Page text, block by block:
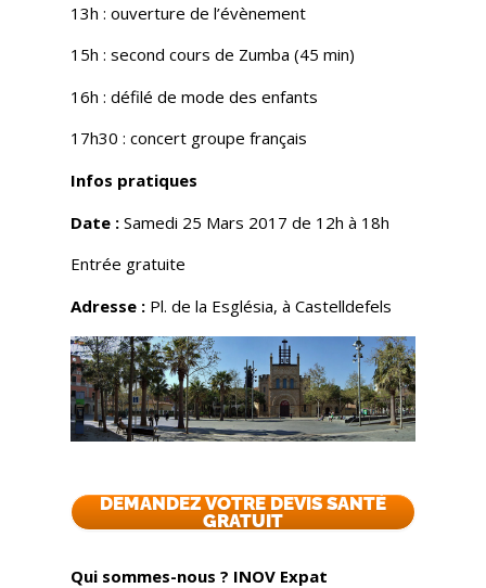
13h : ouverture de l’évènement
15h : second cours de Zumba (45 min)
16h : défilé de mode des enfants
17h30 : concert groupe français
Infos pratiques
Date :Samedi 25 Mars 2017 de 12h à 18h
Entrée gratuite
Adresse :Pl. de la Església, à Castelldefels
DEMANDEZ VOTRE DEVIS SANTÉ
GRATUIT
Qui sommes-nous ? INOV Expat